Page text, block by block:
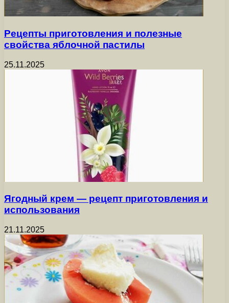
Рецепты приготовления и полезные
свойства яблочной пастилы
25.11.2025
Ягодный крем — рецепт приготовления и
использования
21.11.2025